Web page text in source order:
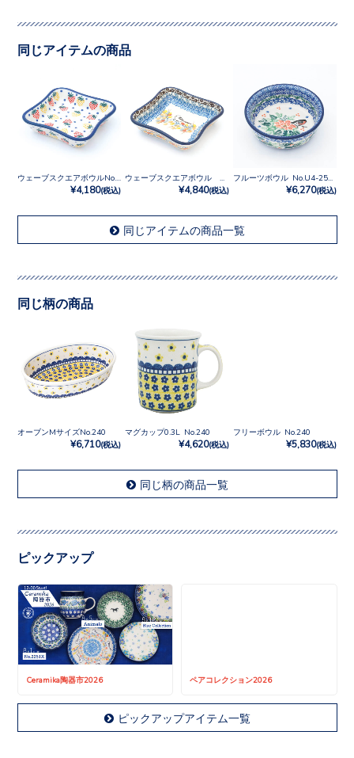
同じアイテムの商品
¥4,180(税込) ¥4,840(税込)
フルーツボウル No.U4-2567
¥6,270(税込)
同じアイテムの商品一覧
同じ柄の商品
オーブンMサイズNo.240
¥6,710(税込)
マグカップ0.3L No.240
¥4,620(税込)
フリーボウル No.240
¥5,830(税込)
同じ柄の商品一覧
ピックアップ
Ceramika陶器市2026 ペアコレクション2026
ピックアップアイテム一覧